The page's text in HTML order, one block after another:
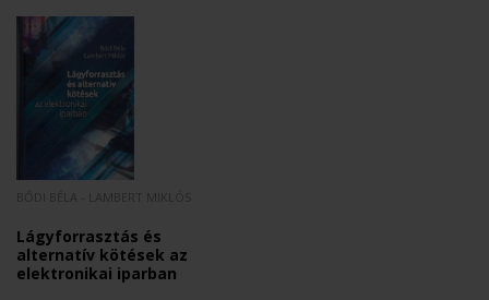
Lágyforrasztás és
alternatív kötések az
elektronikai iparban